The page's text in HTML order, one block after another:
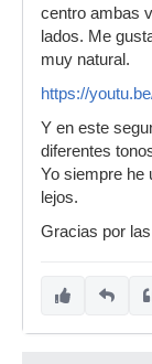
centro ambas
lados. Me
muy natural.
https://
Y en este
diferentes
Yo siempre he
lejos.
Gracias por